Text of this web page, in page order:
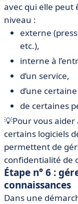
avec qui elle peut
niveau :
externe
etc.),
interne à
d’un service,
d’une
de certaines
💡Pour vous
certains logiciels
permettent de
confidentialité de
Étape n° 6 :
connaissances
Dans une